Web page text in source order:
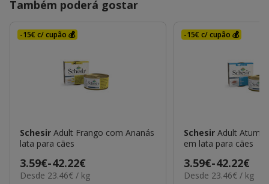
Também poderá gostar
-15€ c/ cupão 💰
Schesir Adult Frango com Ananás
lata para cães
Preço
de
3.59€-42.22€
23.46€
Desde 23.46€ / kg
-15€ c/ cupão 💰
SchesirAdult Atum
em lata para cães
Preço
de
3.59€-42.22€
23.46€
Desde 23.46€ / kg